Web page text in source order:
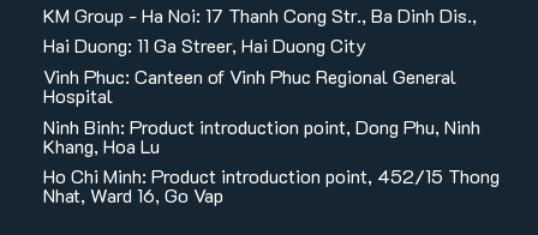
KM Group - Ha Noi: 17 Thanh Cong Str., Ba Dinh Dis.,
Hai Duong: 11 Ga Streer, Hai Duong City
Vinh Phuc: Canteen of Vinh Phuc Regional General
Hospital
Ninh Binh: Product introduction point, Dong Phu, Ninh
Khang, Hoa Lu
Ho Chi Minh: Product introduction point, 452/15 Thong
Nhat, Ward 16, Go Vap